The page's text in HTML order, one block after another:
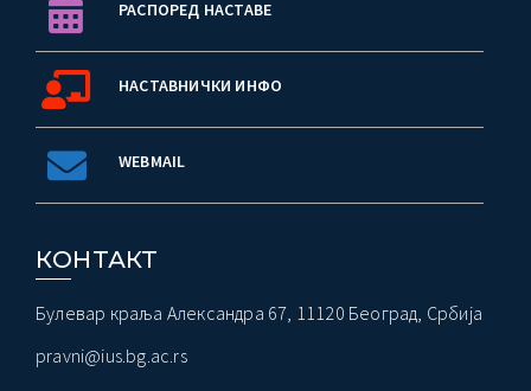
РАСПОРЕД НАСТАВЕ
НАСТАВНИЧКИ ИНФО
WEBMAIL
КОНТАКТ
Булевар краља Александра 67, 11120 Београд, Србија
pravni@ius.bg.ac.rs